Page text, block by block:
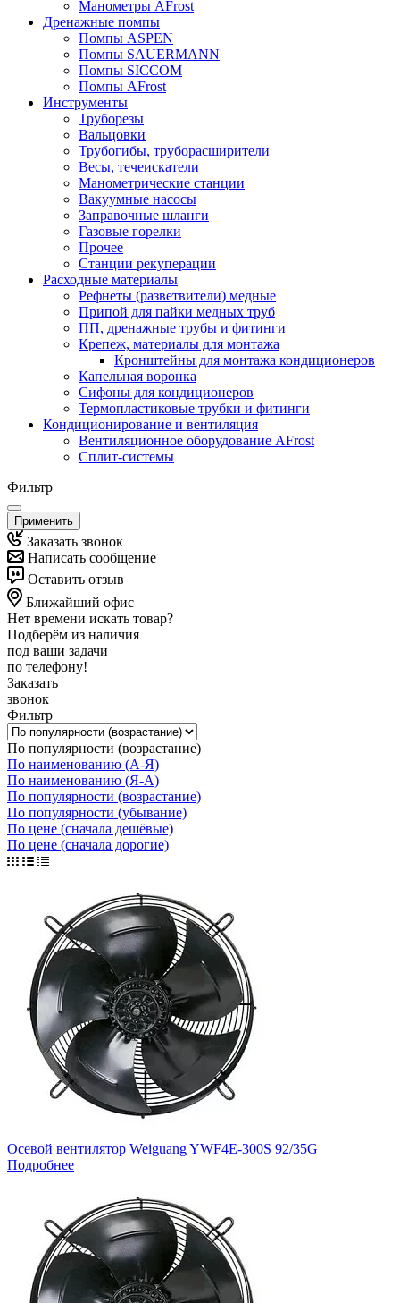
Манометры AFrost
Дренажные помпы
Помпы ASPEN
Помпы SAUERMANN
Помпы SICCOM
Помпы AFrost
Инструменты
Труборезы
Вальцовки
Трубогибы, труборасширители
Весы, течеискатели
Манометрические станции
Вакуумные насосы
Заправочные шланги
Газовые горелки
Прочее
Станции рекуперации
Расходные материалы
Рефнеты (разветвители) медные
Припой для пайки медных труб
ПП, дренажные трубы и фитинги
Крепеж, материалы для монтажа
Кронштейны для монтажа кондиционеров
Капельная воронка
Сифоны для кондиционеров
Термопластиковые трубки и фитинги
Кондиционирование и вентиляция
Вентиляционное оборудование AFrost
Сплит-системы
Фильтр
Применить
Заказать звонок
Написать сообщение
Оставить отзыв
Ближайший офис
Нет времени искать товар?
Подберём из наличия
под ваши задачи
по телефону!
Заказать
звонок
Фильтр
По популярности (возрастание)
По наименованию (А-Я)
По наименованию (Я-А)
По популярности (возрастание)
По популярности (убывание)
По цене (сначала дешёвые)
По цене (сначала дорогие)
Осевой вентилятор Weiguang YWF4E-300S 92/35G
Подробнее